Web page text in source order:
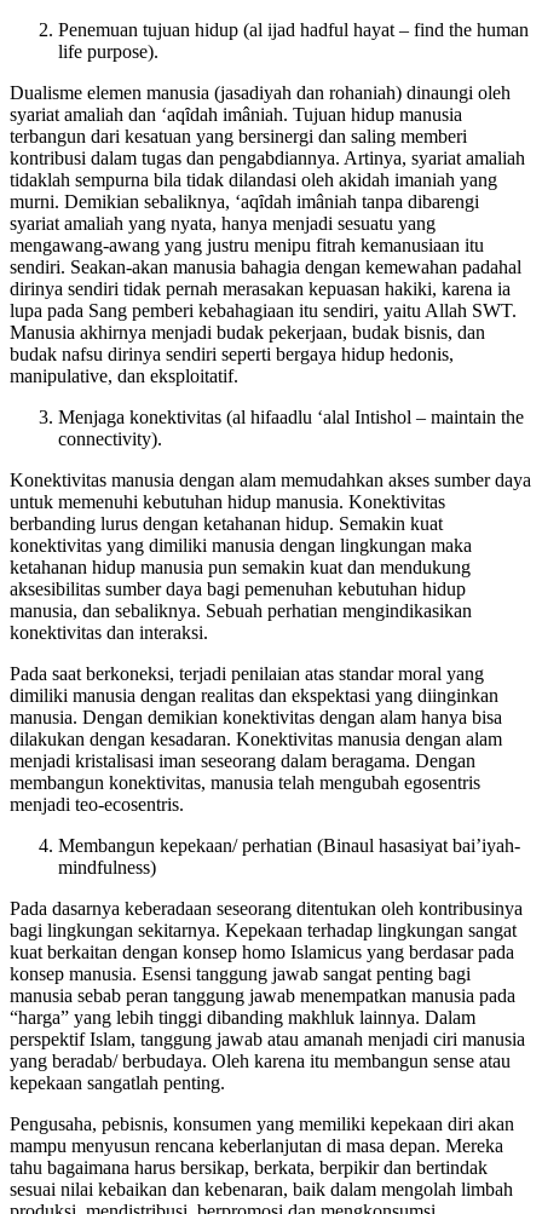
Penemuan tujuan hidup (al ijad hadful hayat – find the human
life purpose).
Dualisme elemen manusia (jasadiyah dan rohaniah) dinaungi oleh
syariat amaliah dan ‘aqȋdah imâniah. Tujuan hidup manusia
terbangun dari kesatuan yang bersinergi dan saling memberi
kontribusi dalam tugas dan pengabdiannya. Artinya, syariat amaliah
tidaklah sempurna bila tidak dilandasi oleh akidah imaniah yang
murni. Demikian sebaliknya, ‘aqȋdah imâniah tanpa dibarengi
syariat amaliah yang nyata, hanya menjadi sesuatu yang
mengawang-awang yang justru menipu fitrah kemanusiaan itu
sendiri. Seakan-akan manusia bahagia dengan kemewahan padahal
dirinya sendiri tidak pernah merasakan kepuasan hakiki, karena ia
lupa pada Sang pemberi kebahagiaan itu sendiri, yaitu Allah SWT.
Manusia akhirnya menjadi budak pekerjaan, budak bisnis, dan
budak nafsu dirinya sendiri seperti bergaya hidup hedonis,
manipulative, dan eksploitatif.
Menjaga konektivitas (al hifaadlu ‘alal Intishol – maintain the
connectivity).
Konektivitas manusia dengan alam memudahkan akses sumber daya
untuk memenuhi kebutuhan hidup manusia. Konektivitas
berbanding lurus dengan ketahanan hidup. Semakin kuat
konektivitas yang dimiliki manusia dengan lingkungan maka
ketahanan hidup manusia pun semakin kuat dan mendukung
aksesibilitas sumber daya bagi pemenuhan kebutuhan hidup
manusia, dan sebaliknya. Sebuah perhatian mengindikasikan
konektivitas dan interaksi.
Pada saat berkoneksi, terjadi penilaian atas standar moral yang
dimiliki manusia dengan realitas dan ekspektasi yang diinginkan
manusia. Dengan demikian konektivitas dengan alam hanya bisa
dilakukan dengan kesadaran. Konektivitas manusia dengan alam
menjadi kristalisasi iman seseorang dalam beragama. Dengan
membangun konektivitas, manusia telah mengubah egosentris
menjadi teo-ecosentris.
Membangun kepekaan/ perhatian (Binaul hasasiyat bai’iyah-
mindfulness)
Pada dasarnya keberadaan seseorang ditentukan oleh kontribusinya
bagi lingkungan sekitarnya. Kepekaan terhadap lingkungan sangat
kuat berkaitan dengan konsep homo Islamicus yang berdasar pada
konsep manusia. Esensi tanggung jawab sangat penting bagi
manusia sebab peran tanggung jawab menempatkan manusia pada
“harga” yang lebih tinggi dibanding makhluk lainnya. Dalam
perspektif Islam, tanggung jawab atau amanah menjadi ciri manusia
yang beradab/ berbudaya. Oleh karena itu membangun sense atau
kepekaan sangatlah penting.
Pengusaha, pebisnis, konsumen yang memiliki kepekaan diri akan
mampu menyusun rencana keberlanjutan di masa depan. Mereka
tahu bagaimana harus bersikap, berkata, berpikir dan bertindak
sesuai nilai kebaikan dan kebenaran, baik dalam mengolah limbah